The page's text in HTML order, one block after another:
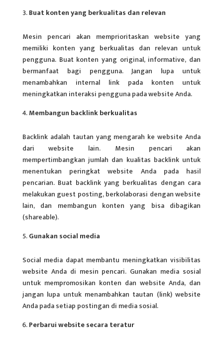
Buat konten yang berkualitas dan relevan
Mesin pencari akan memprioritaskan website yang
memiliki konten yang berkualitas dan relevan untuk
pengguna. Buat konten yang original, informative, dan
bermanfaat bagi pengguna. Jangan lupa untuk
menambahkan internal link pada konten untuk
meningkatkan interaksi pengguna pada website Anda.
Membangun backlink berkualitas
Backlink adalah tautan yang mengarah ke website Anda
dari website lain. Mesin pencari akan
mempertimbangkan jumlah dan kualitas backlink untuk
menentukan peringkat website Anda pada hasil
pencarian. Buat backlink yang berkualitas dengan cara
melakukan guest posting, berkolaborasi dengan website
lain, dan membangun konten yang bisa dibagikan
(shareable).
Gunakan social media
Social media dapat membantu meningkatkan visibilitas
website Anda di mesin pencari. Gunakan media sosial
untuk mempromosikan konten dan website Anda, dan
jangan lupa untuk menambahkan tautan (link) website
Anda pada setiap postingan di media sosial.
Perbarui website secara teratur